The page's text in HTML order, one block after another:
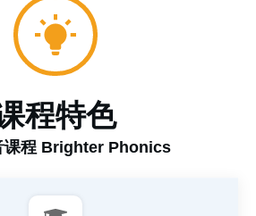
程特色
课程 Brighter Phonics